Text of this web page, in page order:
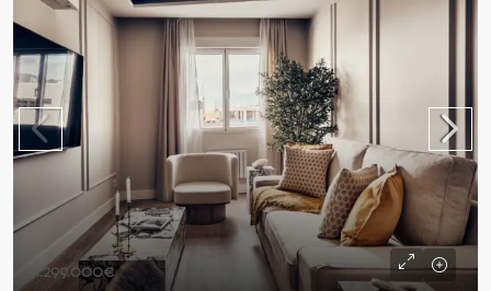
1.299.000€